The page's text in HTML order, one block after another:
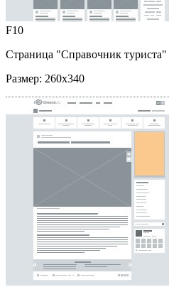
F10
Страница "Справочник туриста"
Размер: 260x340